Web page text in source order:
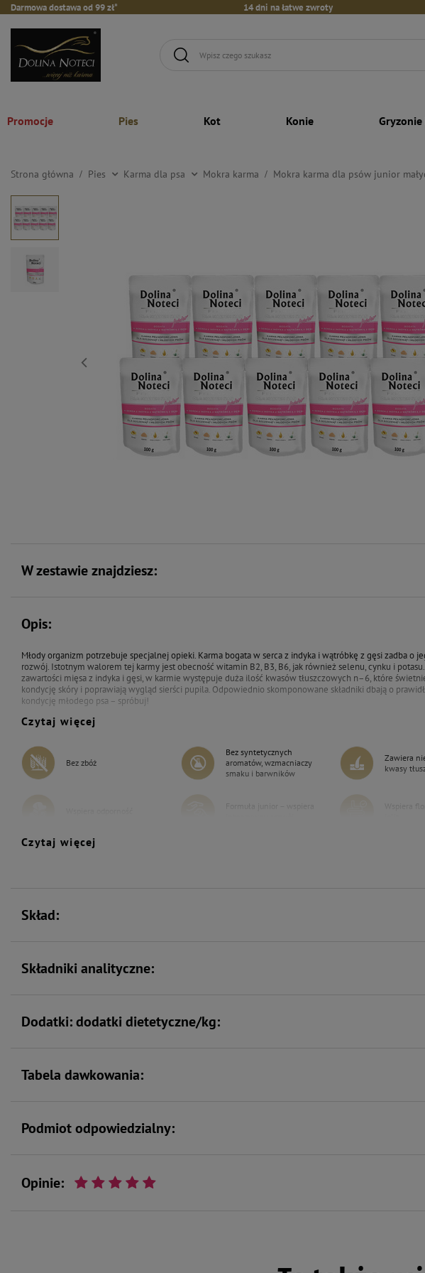
Darmowa dostawa od 99 zł* 14 dni na łatwe zwroty
Promocje Pies Kot Konie
Strona główna Pies Karma dla psa Mokra karma Mokra karma dla psów junior
W zestawie znajdziesz:
Opis:
Młody organizm potrzebuje specjalnej opieki. Karma bogata w serca z indyka i wątróbkę z gęsi zadba o
rozwój. Istotnym walorem tej karmy jest obecność witamin B2, B3, B6, jak również selenu, cynku i
zawartości mięsa z indyka i gęsi, w karmie występuje duża ilość kwasów tłuszczowych n–6, które
kondycję skóry i poprawiają wygląd sierści pupila. Odpowiednio skomponowane składniki dbają o
kondycję młodego psa – spróbuj!
Czytaj więcej
Bez zbóż
Bez syntetycznych
aromatów, wzmacniaczy
smaku i barwników
Zawiera
kwasy
Formuła junior – wspiera
Wspiera
Czytaj więcej
Skład:
Składniki analityczne:
Dodatki: dodatki dietetyczne/kg:
Tabela dawkowania:
Podmiot odpowiedzialny:
Opinie: